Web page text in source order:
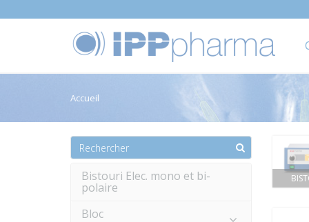
Accueil
Bistouri Elec. mono et bi-
polaire
Bloc